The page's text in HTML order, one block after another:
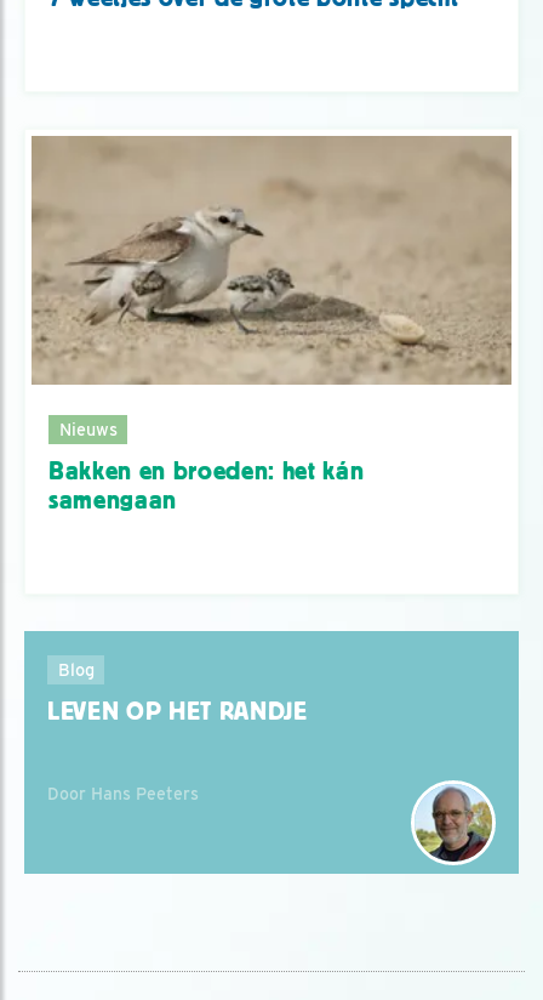
Nieuws
Bakken en broeden: het kán
samengaan
Blog
LEVEN OP HET RANDJE
Door Hans Peeters